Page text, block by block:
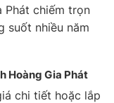
Phát chiếm trọn
suốt nhiều năm
Hoàng Gia Phát
chi tiết hoặc lắp